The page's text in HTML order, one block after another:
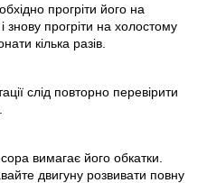
прогріти його на
знову прогріти на холостому
кілька разів.
слід повторно перевірити
вимагає його обкатки.
двигуну розвивати повну